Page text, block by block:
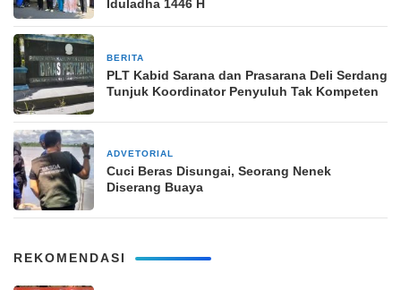
Iduladha 1446 H
BERITA
PLT Kabid Sarana dan Prasarana Deli Serdang
Tunjuk Koordinator Penyuluh Tak Kompeten
ADVETORIAL
Cuci Beras Disungai, Seorang Nenek
Diserang Buaya
REKOMENDASI